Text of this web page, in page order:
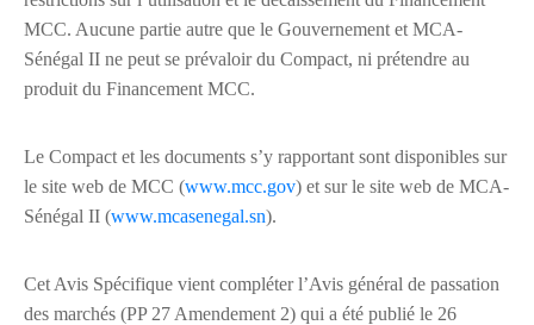
MCC. Aucune partie autre que le Gouvernement et MCA-
Sénégal II ne peut se prévaloir du Compact, ni prétendre au
produit du Financement MCC.
Le Compact et les documents s’y rapportant sont disponibles sur
le site web de MCC (www.mcc.gov) et sur le site web de MCA-
Sénégal II (www.mcasenegal.sn).
Cet Avis Spécifique vient compléter l’Avis général de passation
des marchés (PP 27 Amendement 2) qui a été publié le 26